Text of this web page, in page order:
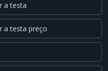
a testa
a testa preço